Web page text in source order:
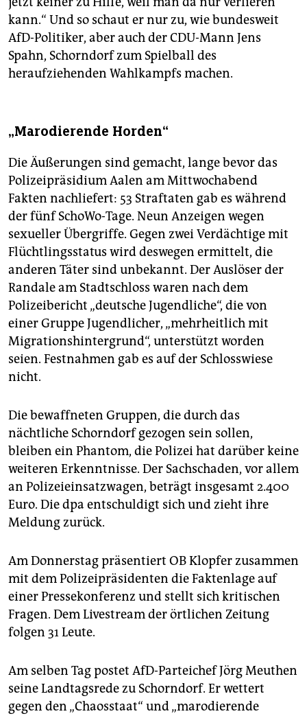
kann.“ Und so schaut er nur zu, wie bundesweit
AfD-Politiker, aber auch der CDU-Mann Jens
Spahn, Schorndorf zum Spielball des
heraufziehenden Wahlkampfs machen.
„Marodierende Horden“
Die Äußerungen sind gemacht, lange bevor das
Polizeipräsidium Aalen am Mittwochabend
Fakten nachliefert: 53 Straftaten gab es während
der fünf SchoWo-Tage. Neun Anzeigen wegen
sexueller Übergriffe. Gegen zwei Verdächtige mit
Flüchtlingsstatus wird deswegen ermittelt, die
anderen Täter sind unbekannt. Der Auslöser der
Randale am Stadtschloss waren nach dem
Polizeibericht „deutsche Jugendliche“, die von
einer Gruppe Jugendlicher, „mehrheitlich mit
Migrationshintergrund“, unterstützt worden
seien. Festnahmen gab es auf der Schlosswiese
nicht.
Die bewaffneten Gruppen, die durch das
nächtliche Schorndorf gezogen sein sollen,
bleiben ein Phantom, die Polizei hat darüber keine
weiteren Erkenntnisse. Der Sachschaden, vor allem
an Polizeieinsatzwagen, beträgt insgesamt 2.400
Euro. Die dpa entschuldigt sich und zieht ihre
Meldung zurück.
Am Donnerstag präsentiert OB Klopfer zusammen
mit dem Polizeipräsidenten die Faktenlage auf
einer Pressekonferenz und stellt sich kritischen
Fragen. Dem Livestream der örtlichen Zeitung
folgen 31 Leute.
Am selben Tag postet AfD-Parteichef Jörg Meuthen
seine Landtagsrede zu Schorndorf. Er wettert
gegen den „Chaosstaat“ und „marodierende